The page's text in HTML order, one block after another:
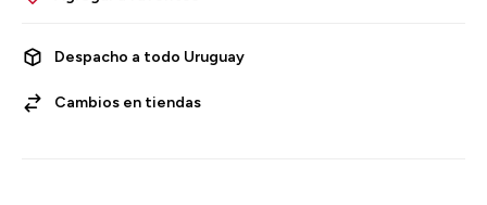
Despacho a todo Uruguay
Cambios en tiendas